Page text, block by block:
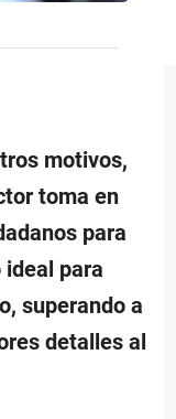
motivos,
toma en
para
para
superando a
detalles al